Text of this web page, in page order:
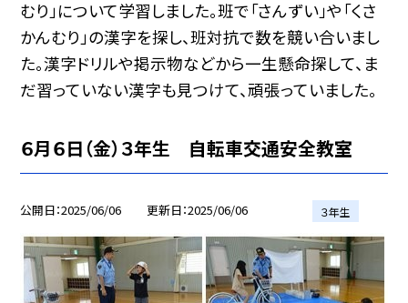
むり」について学習しました。班で「さんずい」や「くさ
かんむり」の漢字を探し、班対抗で数を競い合いまし
た。漢字ドリルや掲示物などから一生懸命探して、ま
だ習っていない漢字も見つけて、頑張っていました。
６月６日（金）３年生 自転車交通安全教室
公開日 2025/06/06 更新日 2025/06/06 ３年生